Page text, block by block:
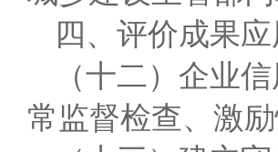
四、评价成果
（十二）企业
常监督检查、激